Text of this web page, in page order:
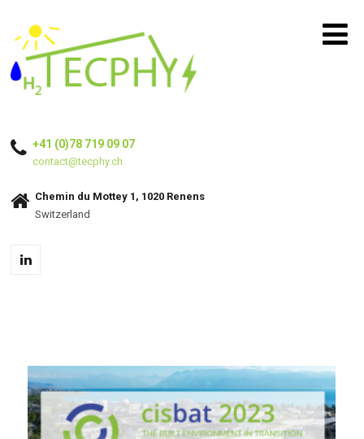
+41 (0)78 719 09 07
contact@tecphy.ch
Chemin du Mottey 1, 1020 Renens
Switzerland